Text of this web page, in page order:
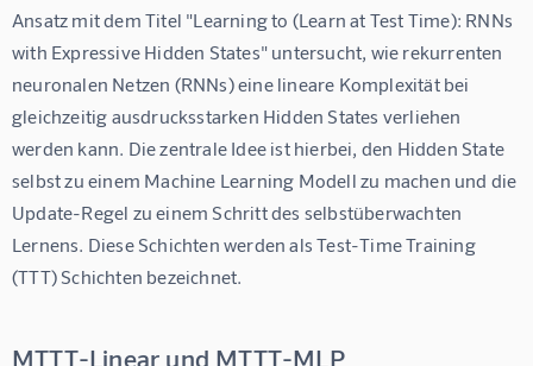
Ansatz mit dem Titel "Learning to (Learn at Test Time): RNNs
with Expressive Hidden States" untersucht, wie rekurrenten
neuronalen Netzen (RNNs) eine lineare Komplexität bei
gleichzeitig ausdrucksstarken Hidden States verliehen
werden kann. Die zentrale Idee ist hierbei, den Hidden State
selbst zu einem Machine Learning Modell zu machen und die
Update-Regel zu einem Schritt des selbstüberwachten
Lernens. Diese Schichten werden als Test-Time Training
(TTT) Schichten bezeichnet.
MTTT-Linear und MTTT-MLP